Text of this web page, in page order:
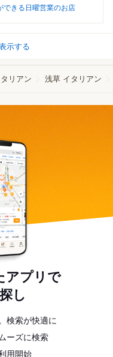
できる日曜営業のお店
示する
リアン 浅草 イタリアン
アプリで
し
検索が快適に
ーズに検索
用開始